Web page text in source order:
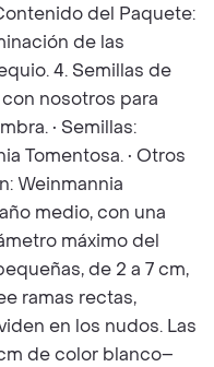
del Paquete:
de las
4. Semillas de
nosotros para
• Semillas:
Tomentosa. • Otros
Weinmannia
medio, con una
máximo del
de 2 a 7 cm,
ramas rectas,
en los nudos. Las
de color blanco–